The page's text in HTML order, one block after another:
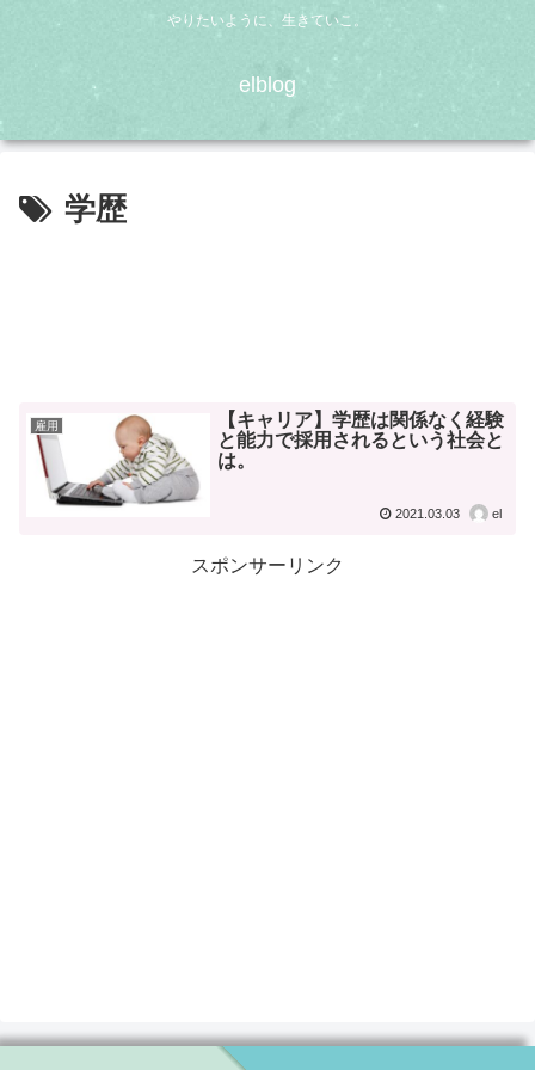
やりたいように、生きていこ。
elblog
学歴
雇用
【キャリア】学歴は関係なく経験
と能力で採用されるという社会と
は。
2021.03.03 el
スポンサーリンク